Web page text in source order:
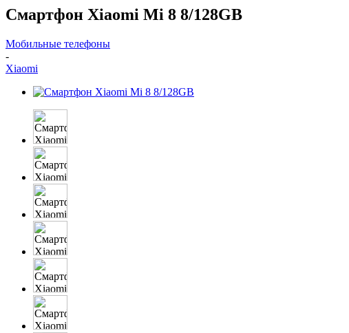
Смартфон Xiaomi Mi 8 8/128GB
Мобильные телефоны
-
Xiaomi